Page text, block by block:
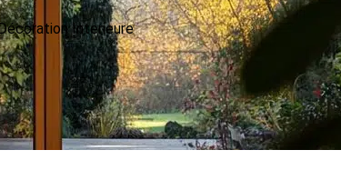
Interieure